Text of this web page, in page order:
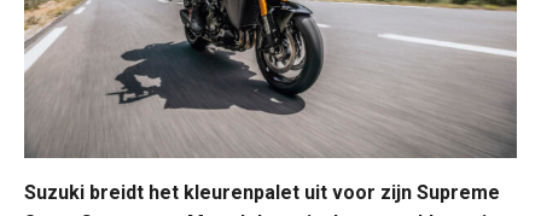
Suzuki breidt het kleurenpalet uit voor zijn Supreme